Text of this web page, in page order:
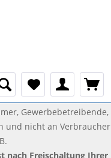
Gewerbebetreibende,
und nicht an Verbraucher
nach Freischaltung Ihrer